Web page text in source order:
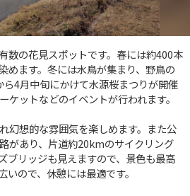
数の花見スポットです。春には約400本
めます。冬には水鳥が集まり、野鳥の
4月中旬にかけて水源桜まつりが開催
ケットなどのイベントが行われます。
幻想的な雰囲気を楽しめます。また公
があり、片道約20kmのサイクリング
ブリッジも見えますので、景色も最高
ので、休憩には最適です。